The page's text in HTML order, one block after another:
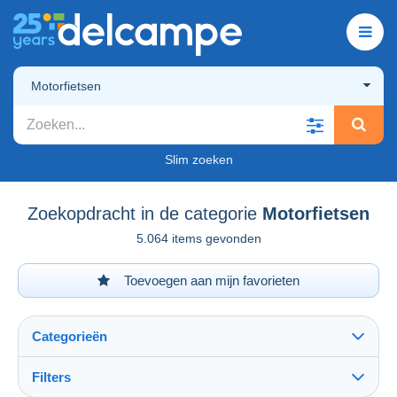
Motorfietsen
Slim zoeken
Zoekopdracht in de categorie Motorfietsen
5.064 items gevonden
Toevoegen aan mijn favorieten
Categorieën
Filters